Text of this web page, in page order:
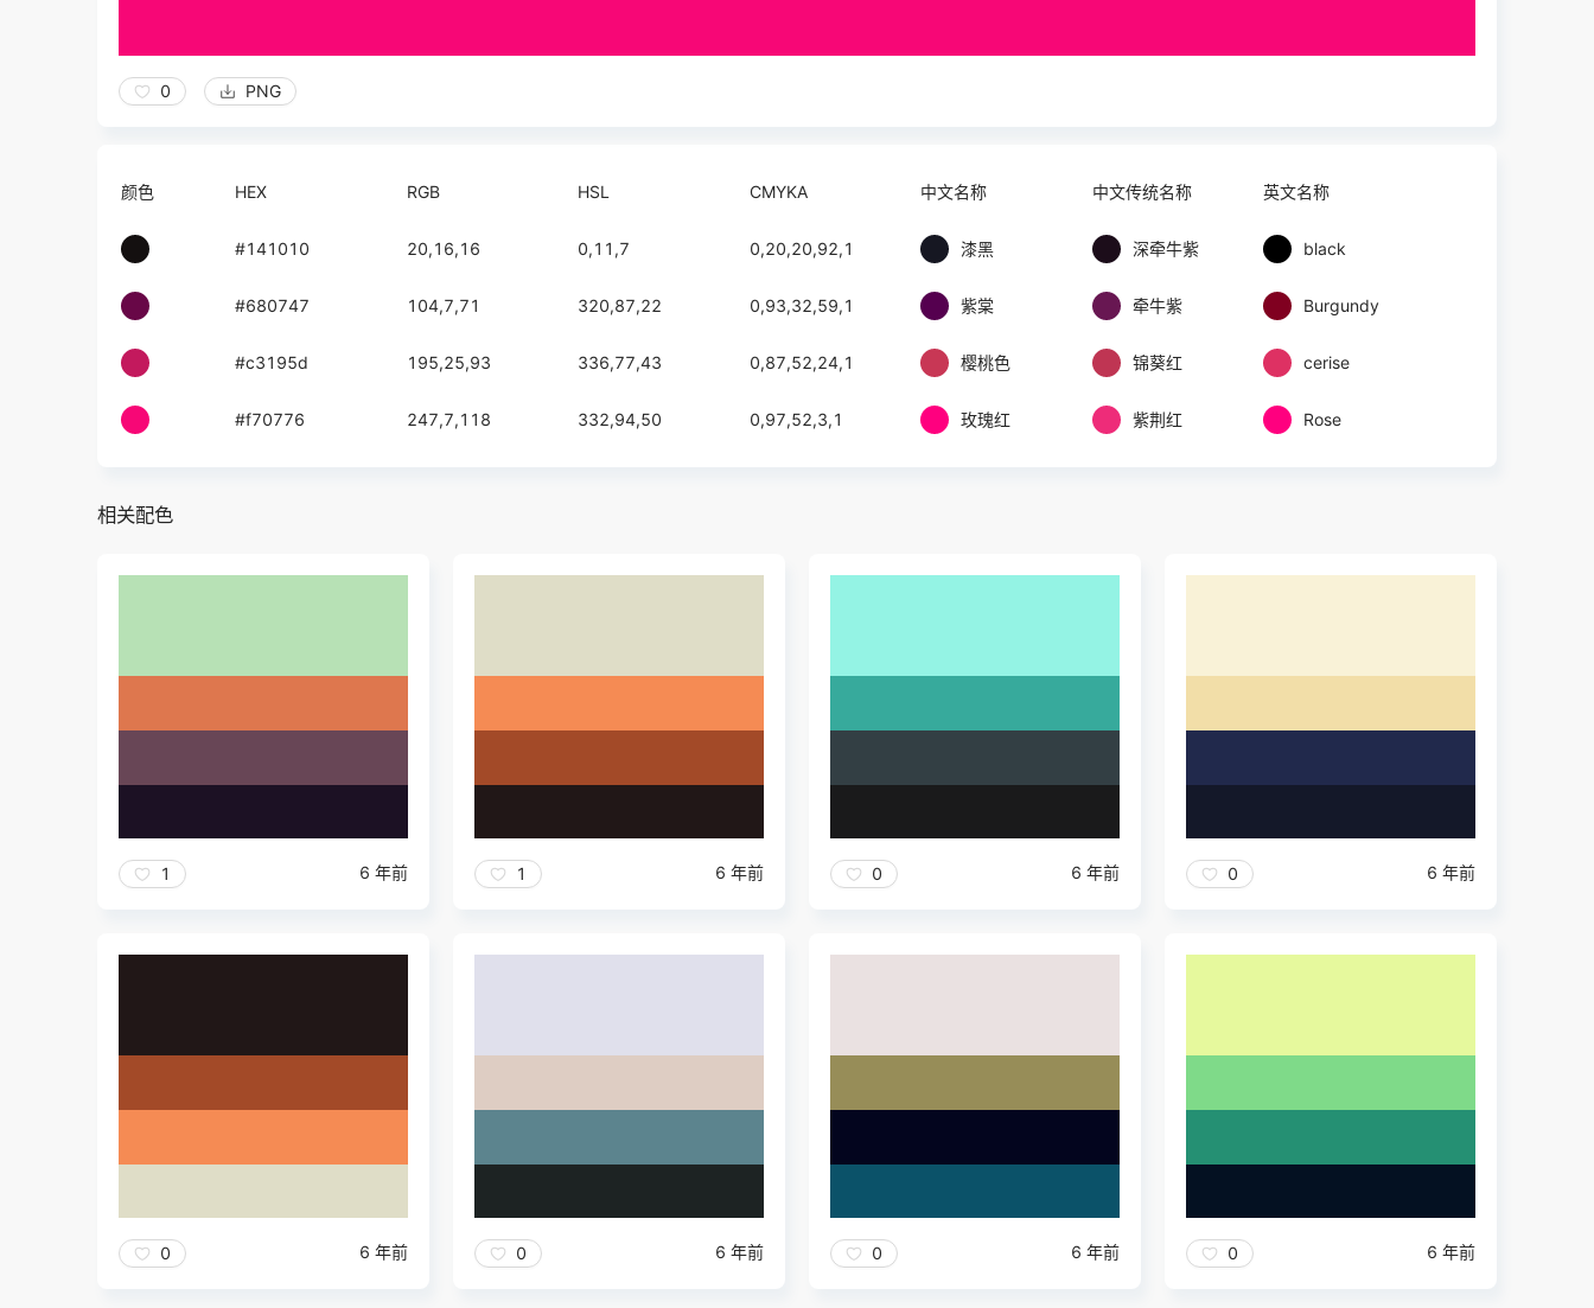
0 PNG
颜色 HEX RGB HSL CMYKA 中文名称 中文传统名称 英文名称
#141010 20,16,16 0,11,7 0,20,20,92,1 漆黑 深牵牛紫 black
#680747 104,7,71 320,87,22 0,93,32,59,1 紫棠 牵牛紫 Burgundy
#c3195d 195,25,93 336,77,43 0,87,52,24,1 樱桃色 锦葵红 cerise
#f70776 247,7,118 332,94,50 0,97,52,3,1 玫瑰红 紫荆红 Rose
相关配色
1 6 年前 1 6 年前 0 6 年前 0 6 年前
0 6 年前 0 6 年前 0 6 年前 0 6 年前